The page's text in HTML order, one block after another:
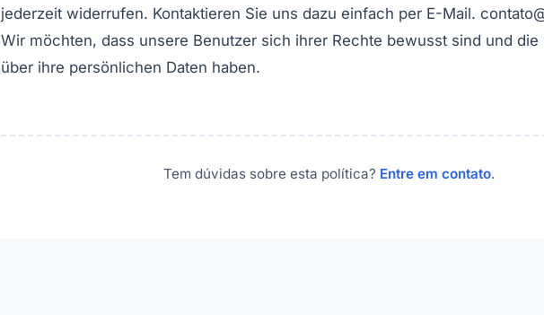
jederzeit widerrufen. Kontaktieren Sie uns dazu einfach per E-Mail.
Wir möchten, dass unsere Benutzer sich ihrer Rechte bewusst sind und die
über ihre persönlichen Daten haben.
Tem dúvidas sobre esta política? Entre em contato.